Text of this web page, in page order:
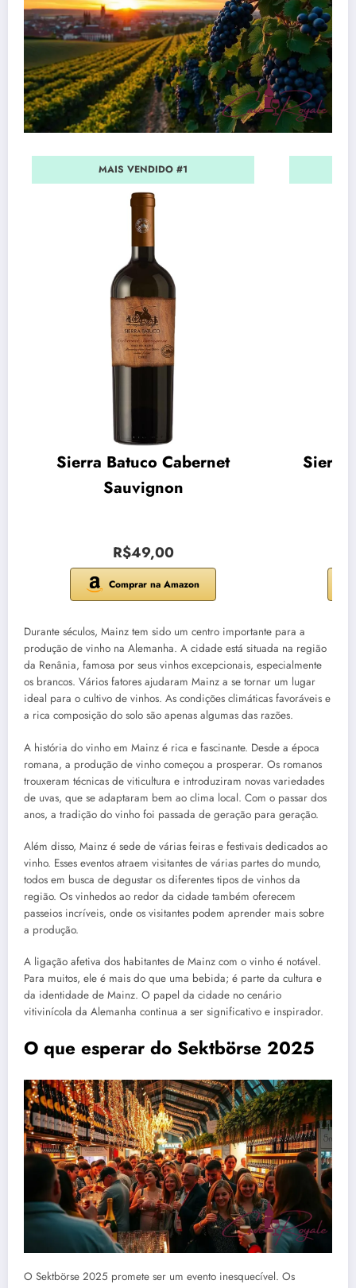
MAIS VENDIDO #1
Sierra Batuco Cabernet
Sauvignon
R$49,00
Comprar na Amazon
Sierra
Durante séculos, Mainz tem sido um centro importante para a
produção de vinho na Alemanha. A cidade está situada na região
da Renânia, famosa por seus vinhos excepcionais, especialmente
os brancos. Vários fatores ajudaram Mainz a se tornar um lugar
ideal para o cultivo de vinhos. As condições climáticas favoráveis e
a rica composição do solo são apenas algumas das razões.
A história do vinho em Mainz é rica e fascinante. Desde a época
romana, a produção de vinho começou a prosperar. Os romanos
trouxeram técnicas de viticultura e introduziram novas variedades
de uvas, que se adaptaram bem ao clima local. Com o passar dos
anos, a tradição do vinho foi passada de geração para geração.
Além disso, Mainz é sede de várias feiras e festivais dedicados ao
vinho. Esses eventos atraem visitantes de várias partes do mundo,
todos em busca de degustar os diferentes tipos de vinhos da
região. Os vinhedos ao redor da cidade também oferecem
passeios incríveis, onde os visitantes podem aprender mais sobre
a produção.
A ligação afetiva dos habitantes de Mainz com o vinho é notável.
Para muitos, ele é mais do que uma bebida; é parte da cultura e
da identidade de Mainz. O papel da cidade no cenário
vitivinícola da Alemanha continua a ser significativo e inspirador.
O que esperar do Sektbörse 2025
O Sektbörse 2025 promete ser um evento inesquecível. Os